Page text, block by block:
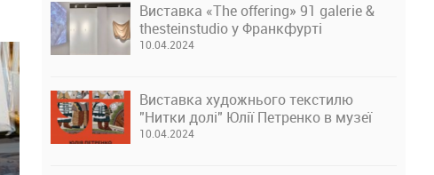
Виставка «The offering» 91 galerie &
thesteinstudio у Франкфурті
10.04.2024
Виставка художнього текстилю
"Нитки долі" Юлії Петренко в музеї
10.04.2024